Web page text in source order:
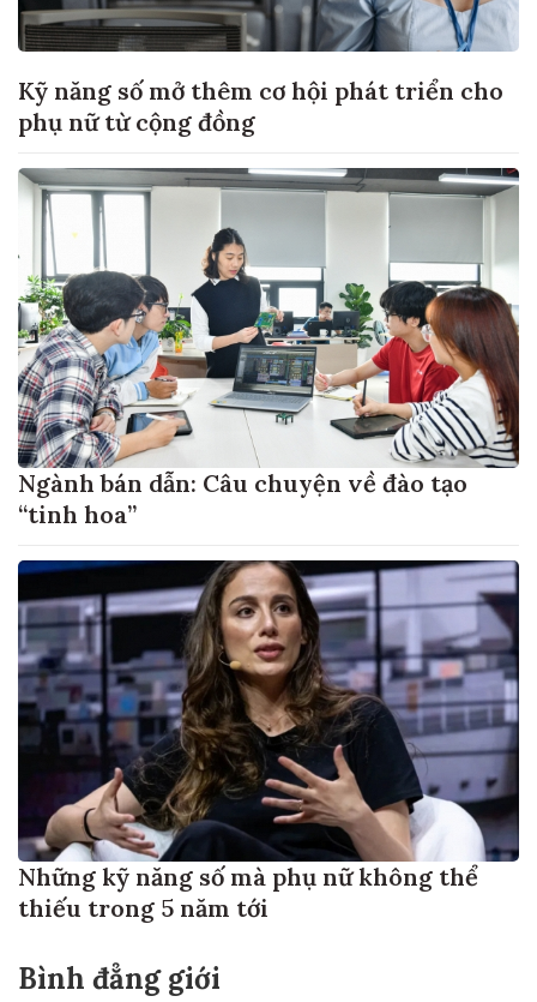
Kỹ năng số mở thêm cơ hội phát triển cho
phụ nữ từ cộng đồng
Ngành bán dẫn: Câu chuyện về đào tạo
“tinh hoa”
Những kỹ năng số mà phụ nữ không thể
thiếu trong 5 năm tới
Bình đẳng giới